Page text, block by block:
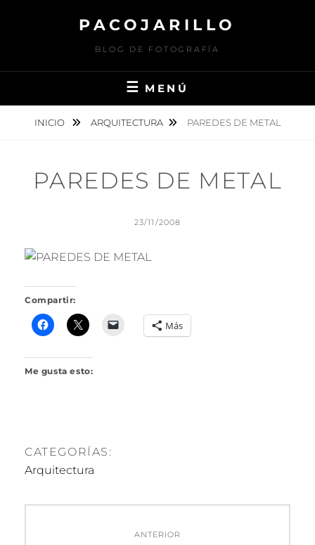
PACOJARILLO
BLOG DE FOTOGRAFÍA
MENÚ
INICIO ARQUITECTURA PAREDES DE METAL
PAREDES DE METAL
PUBLICADO
23/11/2008
R
I
Compartir:
Más
Me gusta esto:
CATEGORÍAS:
Arquitectura
ANTERIOR